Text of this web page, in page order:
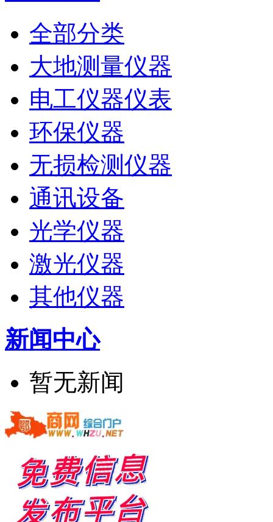
全部分类
大地测量仪器
电工仪器仪表
环保仪器
无损检测仪器
通讯设备
光学仪器
激光仪器
其他仪器
新闻中心
暂无新闻